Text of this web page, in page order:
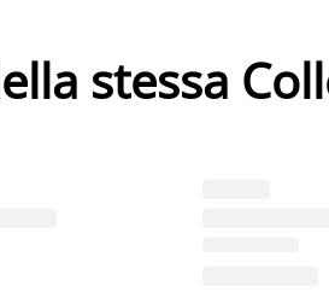
stessa